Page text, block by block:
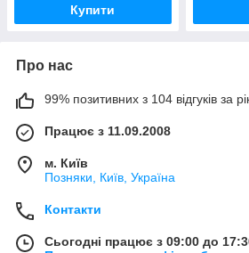
Купити
Про нас
99% позитивних з 104 відгуків за
Працює з 11.09.2008
м. Київ
Позняки, Київ, Україна
Контакти
Сьогодні працює з 09:00 до